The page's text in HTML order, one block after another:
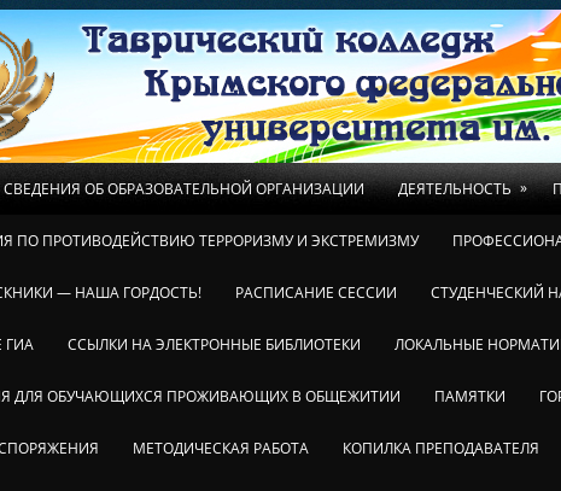
СВЕДЕНИЯ ОБ ОБРАЗОВАТЕЛЬНОЙ ОРГАНИЗАЦИИ ДЕЯТЕЛЬНОСТЬ »
ПО ПРОТИВОДЕЙСТВИЮ ТЕРРОРИЗМУ И ЭКСТРЕМИЗМУ
— НАША ГОРДОСТЬ! РАСПИСАНИЕ СЕССИИ СТУДЕНЧЕСКИЙ
ГИА ССЫЛКИ НА ЭЛЕКТРОННЫЕ БИБЛИОТЕКИ ЛОКАЛЬНЫЕ
ДЛЯ ОБУЧАЮЩИХСЯ ПРОЖИВАЮЩИХ В ОБЩЕЖИТИИ ПАМЯТКИ
МЕТОДИЧЕСКАЯ РАБОТА КОПИЛКА ПРЕПОДАВАТЕЛЯ